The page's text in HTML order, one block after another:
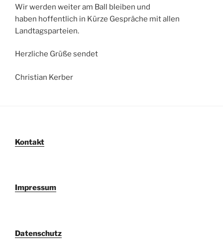
Wir werden weiter am Ball bleiben und
haben hoffentlich in Kürze Gespräche mit allen
Landtagsparteien.
Herzliche Grüße sendet
Christian Kerber
Kontakt
Impressum
Datenschutz